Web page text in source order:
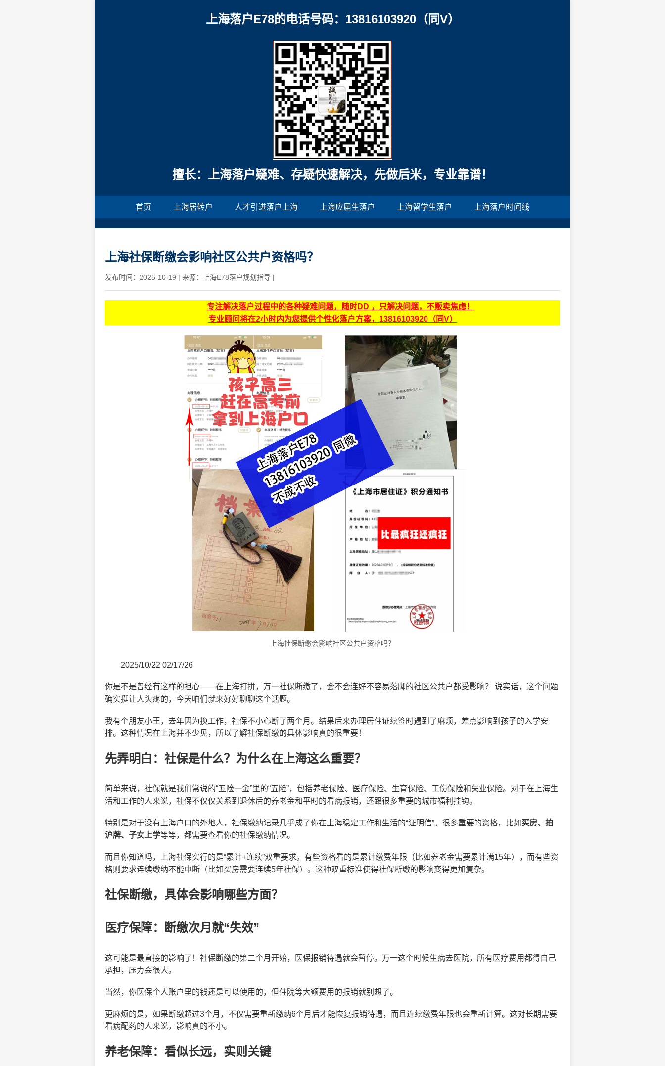
上海落户E78的电话号码：13816103920（同V）
擅长：上海落户疑难、存疑快速解决，先做后米，专业靠谱！
首页 上海居转户 人才引进落户上海 上海应届生落户 上海留学生落户 上海落户时间线
上海社保断缴会影响社区公共户资格吗？
发布时间：2025-10-19 | 来源：上海E78落户规划指导 |
专注解决落户过程中的各种疑难问题，随时DD ，只解决问题，不贩卖焦虑！
专业顾问将在2小时内为您提供个性化落户方案，13816103920（同V）
上海社保断缴会影响社区公共户资格吗？
2025/10/22 02/17/26
你是不是曾经有这样的担心——在上海打拼，万一社保断缴了，会不会连好不容易落脚的社区公共户都受影响？ 说实话，这个问题
确实挺让人头疼的，今天咱们就来好好聊聊这个话题。
我有个朋友小王，去年因为换工作，社保不小心断了两个月。结果后来办理居住证续签时遇到了麻烦，差点影响到孩子的入学安
排。这种情况在上海并不少见，所以了解社保断缴的具体影响真的很重要！
先弄明白：社保是什么？为什么在上海这么重要？
简单来说，社保就是我们常说的“五险一金”里的“五险”，包括养老保险、医疗保险、生育保险、工伤保险和失业保险。对于在上海生
活和工作的人来说，社保不仅仅关系到退休后的养老金和平时的看病报销，还跟很多重要的城市福利挂钩。
特别是对于没有上海户口的外地人，社保缴纳记录几乎成了你在上海稳定工作和生活的“证明信”。很多重要的资格，比如买房、拍
沪牌、子女上学等等，都需要查看你的社保缴纳情况。
而且你知道吗，上海社保实行的是“累计+连续”双重要求。有些资格看的是累计缴费年限（比如养老金需要累计满15年），而有些资
格则要求连续缴纳不能中断（比如买房需要连续5年社保）。这种双重标准使得社保断缴的影响变得更加复杂。
社保断缴，具体会影响哪些方面？
医疗保障：断缴次月就“失效”
这可能是最直接的影响了！社保断缴的第二个月开始，医保报销待遇就会暂停。万一这个时候生病去医院，所有医疗费用都得自己
承担，压力会很大。
当然，你医保个人账户里的钱还是可以使用的，但住院等大额费用的报销就别想了。
更麻烦的是，如果断缴超过3个月，不仅需要重新缴纳6个月后才能恢复报销待遇，而且连续缴费年限也会重新计算。这对长期需要
看病配药的人来说，影响真的不小。
养老保障：看似长远，实则关键